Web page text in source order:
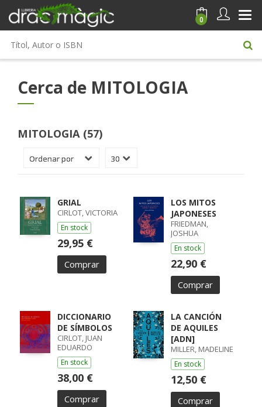
0
Cerca de MITOLOGIA
MITOLOGIA (57)
GRIAL
CIRLOT, VICTORIA
En stock
29,95 €
Comprar
LOS MITOS
JAPONESES
FRIEDMAN,
JOSHUA
En stock
22,90 €
Comprar
DICCIONARIO
DE SÍMBOLOS
CIRLOT, JUAN
EDUARDO
En stock
38,00 €
Comprar
LA CANCIÓN
DE AQUILES
[ADN]
MILLER, MADELINE
En stock
12,50 €
Comprar